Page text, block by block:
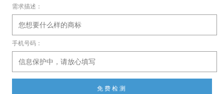
需求描述：
手机号码：